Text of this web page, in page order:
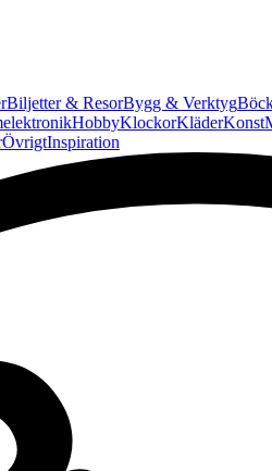
Biljetter & ResorBygg & Verktyg
HobbyKlockorKläderKonst
ÖvrigtInspiration